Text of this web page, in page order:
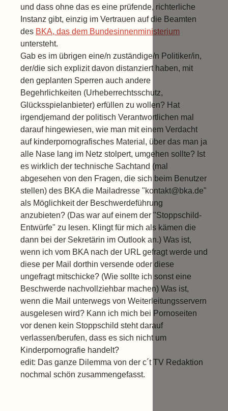
und dass ohne das es eine prüfende, richterliche
Instanz gibt, einzig im Vertrauen auf die Beamten
des BKA, das dem Bundesinnenministerium
untersteht.
Gab es im übrigen eine/n zuständige/n Politiker/in,
der/die sich explizit davon distanziert haben, mit
den geplanten Sperren auch andere
Begehrlichkeiten (Urheberrechtsschutz,
Glücksspielanbieter) erfüllen zu wollen? Hat
irgendjemand der politisch Verantwortlichen mal
darauf hingewiesen, wie man mit einem Verdacht
auf kinderpornografisches Material, über das man ja
alle Nase lang im Netz stolpert, umgehen sollte? Ist
es wirklich der technische Sachtand (mal
abgesehen von den Fragen, die sich beim Benutzer
stellen) des BKA die Mailadresse "kontakt@bka.de"
als Möglichkeit der Beschwerdeführung
anzubieten? (Das war auf einem der "Stoppschild-
Entwürfe" zu lesen. Klingt für mich als kämen die
dann bei der Sekretärin im Outlook an.) Was ist,
wenn ich vom BKA nach der URL gefragt werde und
diese per Mail dorthin versende oder diese
ungefragt mitschicke? (Wie sollte ich sonst eine
Beschwerde nachvollziehbar machen) Was ist,
wenn die Mail unterwegs von Weiterleitungsservern
ausgelesen wird? Kann ich mich bei Pornoseiten
vor denen kein Stoppschild steht darauf
verlassen/berufen, dass es sich nicht um
Kinderpornografie handelt?
edit: Das ganze Dilemma von der c´t TV Redaktion
nochmal schön zusammengefasst.